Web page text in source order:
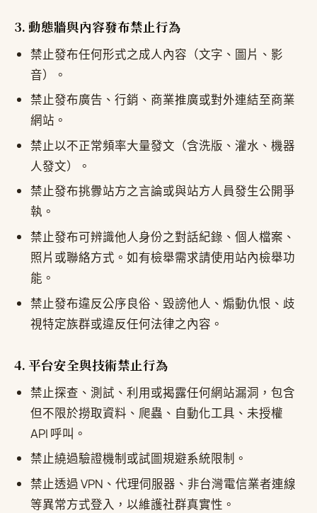
3. 動態牆與內容發布禁止行為
禁止發布任何形式之成人內容（文字、圖片、影
音）。
禁止發布廣告、行銷、商業推廣或對外連結至商業
網站。
禁止以不正常頻率大量發文（含洗版、灌水、機器
人發文）。
禁止發布挑釁站方之言論或與站方人員發生公開爭
執。
禁止發布可辨識他人身份之對話紀錄、個人檔案、
照片或聯絡方式。如有檢舉需求請使用站內檢舉功
能。
禁止發布違反公序良俗、毀謗他人、煽動仇恨、歧
視特定族群或違反任何法律之內容。
4. 平台安全與技術禁止行為
禁止探查、測試、利用或揭露任何網站漏洞，包含
但不限於撈取資料、爬蟲、自動化工具、未授權
API 呼叫。
禁止繞過驗證機制或試圖規避系統限制。
禁止透過 VPN、代理伺服器、非台灣電信業者連線
等異常方式登入，以維護社群真實性。